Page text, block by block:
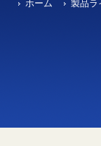
ホーム 製品ラ